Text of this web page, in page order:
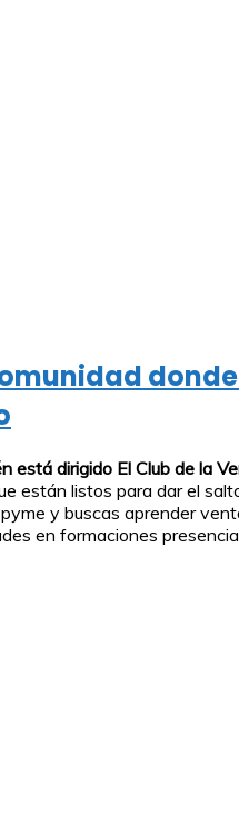
está dirigido El Club de la
están listos para dar el
y buscas aprender
en formaciones